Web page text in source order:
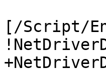
[/Script/